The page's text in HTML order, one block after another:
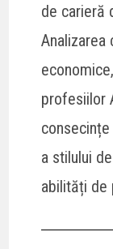
de carieră
profesiilor
a stilului
abilități de